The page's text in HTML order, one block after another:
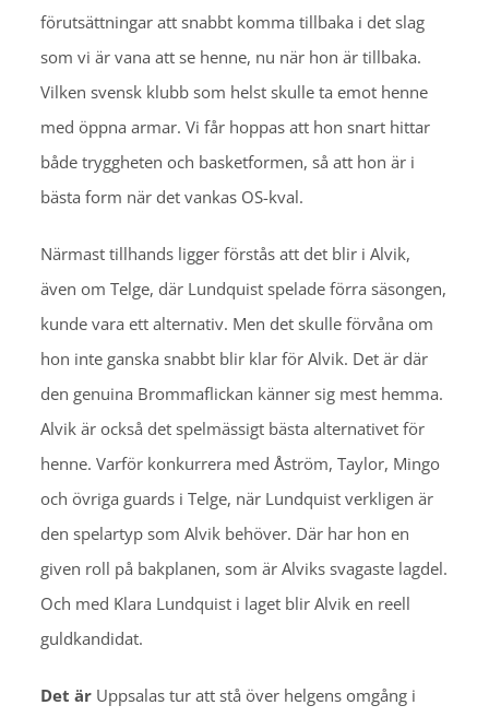
förutsättningar att snabbt komma tillbaka i det slag
som vi är vana att se henne, nu när hon är tillbaka.
Vilken svensk klubb som helst skulle ta emot henne
med öppna armar. Vi får hoppas att hon snart hittar
både tryggheten och basketformen, så att hon är i
bästa form när det vankas OS-kval.
Närmast tillhands ligger förstås att det blir i Alvik,
även om Telge, där Lundquist spelade förra säsongen,
kunde vara ett alternativ. Men det skulle förvåna om
hon inte ganska snabbt blir klar för Alvik. Det är där
den genuina Brommaflickan känner sig mest hemma.
Alvik är också det spelmässigt bästa alternativet för
henne. Varför konkurrera med Åström, Taylor, Mingo
och övriga guards i Telge, när Lundquist verkligen är
den spelartyp som Alvik behöver. Där har hon en
given roll på bakplanen, som är Alviks svagaste lagdel.
Och med Klara Lundquist i laget blir Alvik en reell
guldkandidat.
Det är Uppsalas tur att stå över helgens omgång i